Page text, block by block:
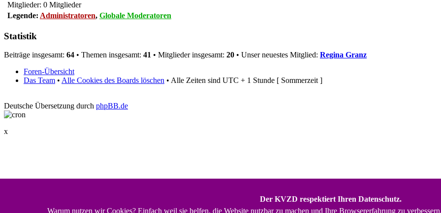
Mitglieder: 0 Mitglieder
Legende: Administratoren, Globale Moderatoren
Statistik
Beiträge insgesamt: 64 • Themen insgesamt: 41 • Mitglieder insgesamt: 20 • Unser neuestes Mitglied: Regina Granz
Foren-Übersicht
Das Team • Alle Cookies des Boards löschen • Alle Zeiten sind UTC + 1 Stunde [ Sommerzeit ]
Deutsche Übersetzung durch phpBB.de
x
Der KVZD respektiert Ihren Datenschutz.
Warum nutzen wir Cookies? Einfach weil sie helfen, die Website nutzbar zu machen und Ihre Browsererfahrung zu